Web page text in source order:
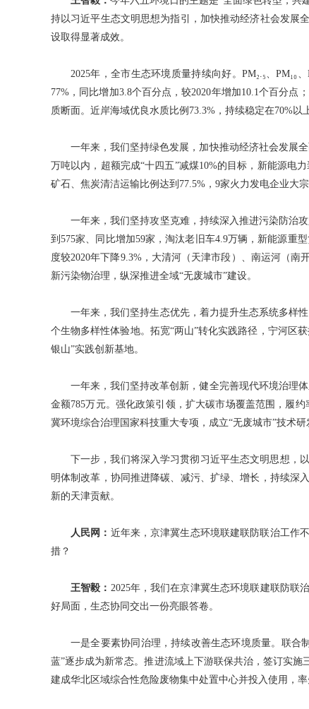
持以习近平生态文明思想为指引，加快推动经济社会发展
设取得显著成效。
2025年，全市生态环境质量持续向好。PM₂.₅、PM₁₀
77%，同比增加3.8个百分点，较2020年增加10.1个百分
质断面。近岸海域优良水质比例73.3%，持续稳定在70%以
一年来，我们坚持绿色发展，加快推动经济社会发展
万吨以内，超额完成“十四五”减煤10%的目标，新能源电
矿石、焦炭清洁运输比例达到77.5%，9家火力发电企业大
一年来，我们坚持攻坚克难，持续深入推进污染防治
到575家、同比增加59家，淘汰老旧车4.9万辆，新能源重
度较2020年下降9.3%，大清河（天津市段）、南运河（
新污染物治理，纵深推进全域“无废城市”建设。
一年来，我们坚持生态优先，着力提升生态系统多样
个生物多样性体验地。拓宽“两山”转化实践路径，宁河区
银山”实践创新基地。
一年来，我们坚持改革创新，健全完善现代环境治理
金额785万元。强化政策引领，扩大碳市场覆盖范围，履
冀环境综合治理国家科技重大专项，成立“无废城市”技术
下一步，我们将深入学习贯彻习近平生态文明思想，
明体制改革，协同推进降碳、减污、扩绿、增长，持续深
新的天津贡献。
人民网： 近年来，京津冀生态环境联建联防联治工作
措？
王智毅： 2025年，我们在京津冀生态环境联建联防联
好局面，生态协同交出一份亮眼答卷。
一是全要素协同治理，持续改善生态环境质量。联合
蓝”逐步成为新常态。推进流域上下游联保共治，签订实
建成华北区域综合性危险废物集中处置中心并投入使用，